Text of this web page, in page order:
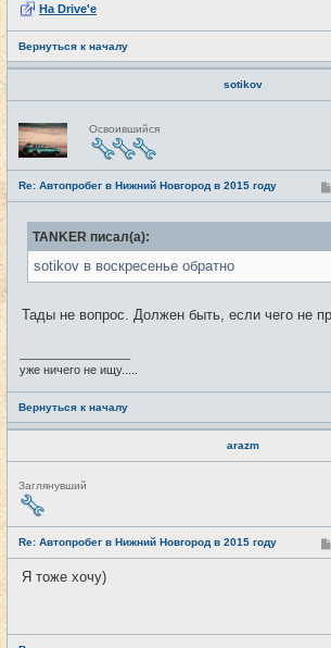
На Drive'e
Вернуться к началу
sotikov
Н
е
в
с
е
т
и
Освоившийся
Re: Автопробег в Нижний Новгород в 2015 году
TANKER писал(а):
sotikov в воскресенье обратно
Тады не вопрос. Должен быть, если чего не
уже ничего не ищу.....
Вернуться к началу
arazm
Н
е
в
т
и
Заглянувший
Re: Автопробег в Нижний Новгород в 2015 году
Я тоже хочу)